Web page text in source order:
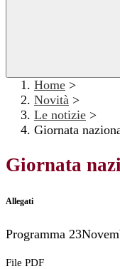
Home >
Novità >
Le notizie >
Giornata
Giornata
Allegati
Programma
File PDF